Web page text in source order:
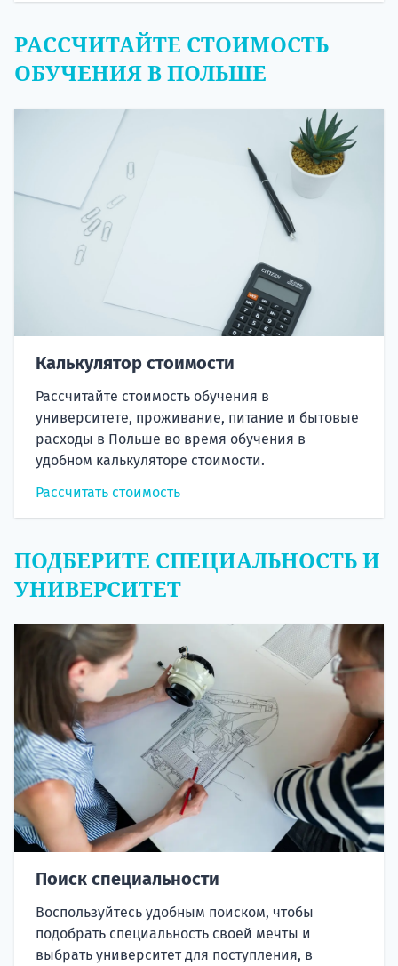
РАССЧИТАЙТЕ СТОИМОСТЬ
ОБУЧЕНИЯ В ПОЛЬШЕ
Калькулятор стоимости
Рассчитайте стоимость обучения в
университете, проживание, питание и бытовые
расходы в Польше во время обучения в
удобном калькуляторе стоимости.
Рассчитать стоимость
ПОДБЕРИТЕ СПЕЦИАЛЬНОСТЬ И
УНИВЕРСИТЕТ
Поиск специальности
Воспользуйтесь удобным поиском, чтобы
подобрать специальность своей мечты и
выбрать университет для поступления, в